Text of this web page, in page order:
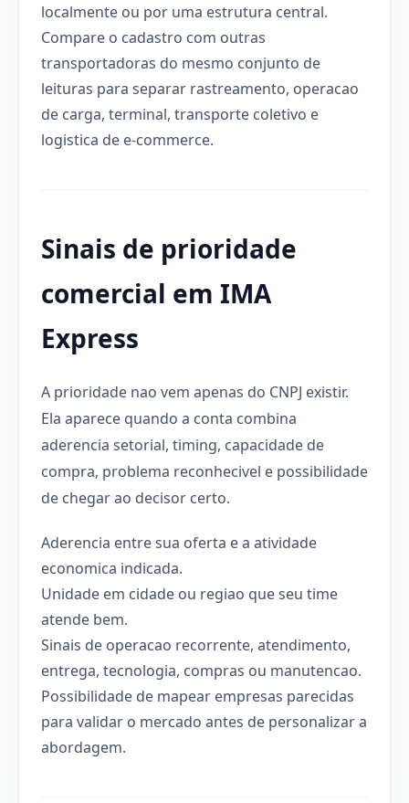
localmente ou por uma estrutura central.
Compare o cadastro com outras
transportadoras do mesmo conjunto de
leituras para separar rastreamento, operacao
de carga, terminal, transporte coletivo e
logistica de e-commerce.
Sinais de prioridade
comercial em IMA
Express
A prioridade nao vem apenas do CNPJ existir.
Ela aparece quando a conta combina
aderencia setorial, timing, capacidade de
compra, problema reconhecivel e possibilidade
de chegar ao decisor certo.
Aderencia entre sua oferta e a atividade
economica indicada.
Unidade em cidade ou regiao que seu time
atende bem.
Sinais de operacao recorrente, atendimento,
entrega, tecnologia, compras ou manutencao.
Possibilidade de mapear empresas parecidas
para validar o mercado antes de personalizar a
abordagem.